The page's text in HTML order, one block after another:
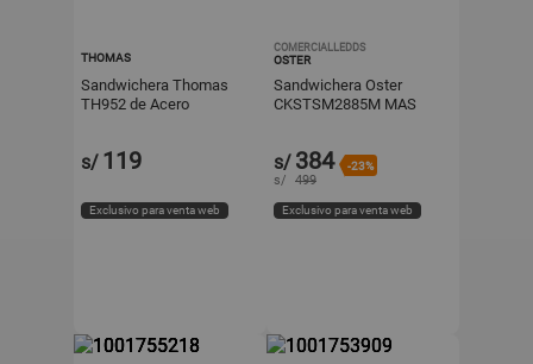
THOMAS
Sandwichera Thomas
TH952 de Acero
s/ 119
Exclusivo para venta web
COMERCIALLEDDS
OSTER
Sandwichera Oster
CKSTSM2885M MAS
BLSTKAG RRD 053
s/ 384 -23%
s/ 499
Exclusivo para venta web